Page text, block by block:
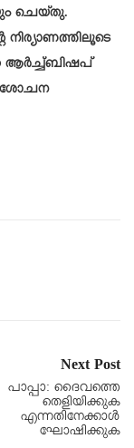
ചെയ്തു.
നിര്യാണത്തിലൂടെ
ആർച്ച്ബിഷപ്
Next Post
പാപ്പാ: ദൈവത്തെ
തെളിയിക്കുക
എന്നതിനേക്കാൾ
ഘോഷിക്കുക